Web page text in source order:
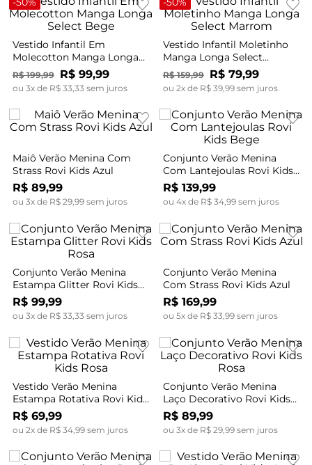
Vestido Infantil Em
Molecotton Manga Longa
Select Bege
R$ 199,99 R$ 99,99
ou 3x de R$ 33 33 sem juros
Vestido Infantil Moletinho
Manga Longa Select
Marrom
R$ 159,99 R$ 79,99
ou 2x de R$ 39, 99sem juros
Maiô Verão Menina Com
Strass Rovi Kids Azul
R$ 89,99
ou 3x de R$ 29,99sem juros
Conjunto Verão Menina
Com Lantejoulas Rovi Kids
Bege
R$ 139,99
ou 4x de R$ 34,99sem juros
Conjunto Verão Menina
Estampa Glitter Rovi Kids
Rosa
R$ 99,99
ou 3x de R$ 33 33 sem juros
Conjunto Verão Menina
Com Strass Rovi Kids Azul
R$ 169,99
ou 5x de R$ 33 99sem juros
Vestido Verão Menina
Estampa Rotativa Rovi Kids
Rosa
R$ 69,99
ou 2x de R$ 34, 99sem juros
Conjunto Verão Menina
Laço Decorativo Rovi Kids
Rosa
R$ 89,99
ou 3x de R$ 29, 99sem juros